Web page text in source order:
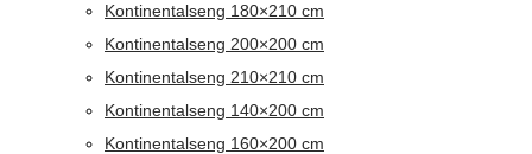
Kontinentalseng 180×210 cm
Kontinentalseng 200×200 cm
Kontinentalseng 210×210 cm
Kontinentalseng 140×200 cm
Kontinentalseng 160×200 cm